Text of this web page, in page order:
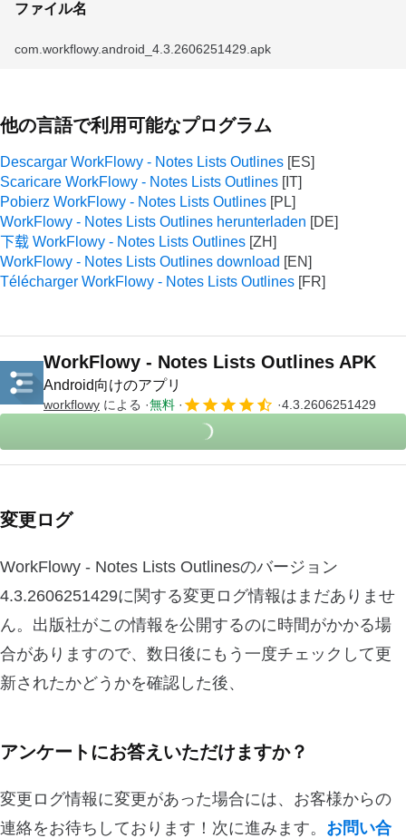
ファイル名
com.workflowy.android_4.3.2606251429.apk
他の言語で利用可能なプログラム
Descargar WorkFlowy - Notes Lists Outlines
Scaricare WorkFlowy - Notes Lists Outlines
Pobierz WorkFlowy - Notes Lists Outlines
WorkFlowy - Notes Lists Outlines herunterladen
下载 WorkFlowy - Notes Lists Outlines
WorkFlowy - Notes Lists Outlines download
Télécharger WorkFlowy - Notes Lists Outlines
WorkFlowy - Notes Lists Outlines APK
Android向けのアプリ
workflowy による 無料 4.3.2606251429
変更ログ
WorkFlowy - Notes Lists Outlinesのバージョン
4.3.2606251429に関する変更ログ情報はまだありませ
ん。出版社がこの情報を公開するのに時間がかかる場
合がありますので、数日後にもう一度チェックして更
新されたかどうかを確認した後、
アンケートにお答えいただけますか？
変更ログ情報に変更があった場合には、お客様からの
連絡をお待ちしております！次に進みます。 お問い合